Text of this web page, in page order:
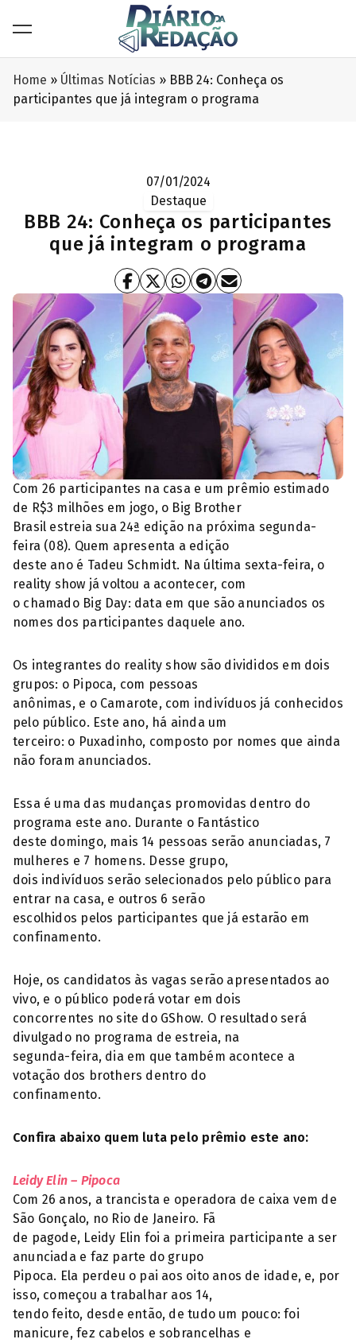
Home » Últimas Notícias » BBB 24: Conheça os
participantes que já integram o programa
07/01/2024
Destaque
BBB 24: Conheça os participantes
que já integram o programa
Com 26 participantes na casa e um prêmio estimado
de R$3 milhões em jogo, o Big Brother
Brasil estreia sua 24ª edição na próxima segunda-
feira (08). Quem apresenta a edição
deste ano é Tadeu Schmidt. Na última sexta-feira, o
reality show já voltou a acontecer, com
o chamado Big Day: data em que são anunciados os
nomes dos participantes daquele ano.
Os integrantes do reality show são divididos em dois
grupos: o Pipoca, com pessoas
anônimas, e o Camarote, com indivíduos já conhecidos
pelo público. Este ano, há ainda um
terceiro: o Puxadinho, composto por nomes que ainda
não foram anunciados.
Essa é uma das mudanças promovidas dentro do
programa este ano. Durante o Fantástico
deste domingo, mais 14 pessoas serão anunciadas, 7
mulheres e 7 homens. Desse grupo,
dois indivíduos serão selecionados pelo público para
entrar na casa, e outros 6 serão
escolhidos pelos participantes que já estarão em
confinamento.
Hoje, os candidatos às vagas serão apresentados ao
vivo, e o público poderá votar em dois
concorrentes no site do GShow. O resultado será
divulgado no programa de estreia, na
segunda-feira, dia em que também acontece a
votação dos brothers dentro do
confinamento.
Confira abaixo quem luta pelo prêmio este ano:
Leidy Elin – Pipoca
Com 26 anos, a trancista e operadora de caixa vem de
São Gonçalo, no Rio de Janeiro. Fã
de pagode, Leidy Elin foi a primeira participante a ser
anunciada e faz parte do grupo
Pipoca. Ela perdeu o pai aos oito anos de idade, e, por
isso, começou a trabalhar aos 14,
tendo feito, desde então, de tudo um pouco: foi
manicure, fez cabelos e sobrancelhas e